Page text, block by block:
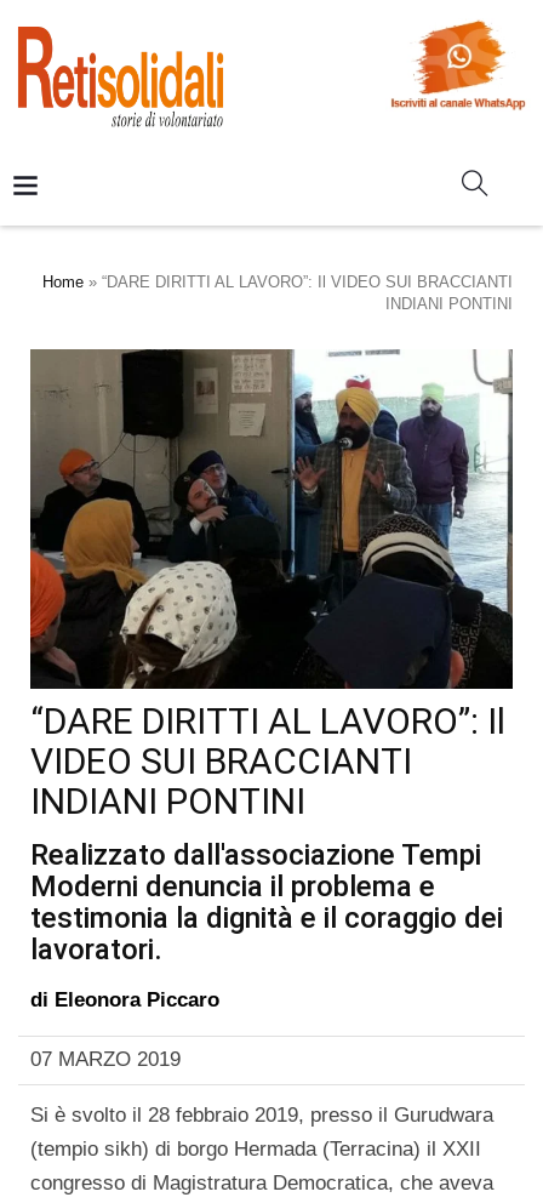
Home » “DARE DIRITTI AL LAVORO”: Il VIDEO SUI BRACCIANTI
INDIANI PONTINI
“DARE DIRITTI AL LAVORO”: Il
VIDEO SUI BRACCIANTI
INDIANI PONTINI
Realizzato dall'associazione Tempi
Moderni denuncia il problema e
testimonia la dignità e il coraggio dei
lavoratori.
di Eleonora Piccaro
07 MARZO 2019
Si è svolto il 28 febbraio 2019, presso il Gurudwara
(tempio sikh) di borgo Hermada (Terracina) il XXII
congresso di Magistratura Democratica, che aveva